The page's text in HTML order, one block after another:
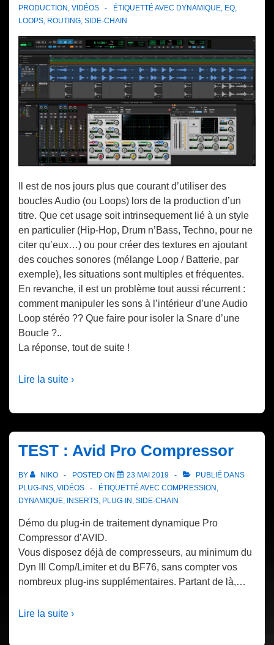
PRODUCTION , VIDÉOS ÉTIQUETTÉ AVEC DYNAMIQUE, EQ,
LOOPS, ROUTING, SIDE-CHAIN
Il est de nos jours plus que courant d’utiliser des
boucles Audio (ou Loops) lors de la production d’un
titre. Que cet usage soit intrinsequement lié à un style
en particulier (Hip-Hop, Drum n’Bass, Techno, pour ne
citer qu’eux…) ou pour créer des textures en ajoutant
des couches sonores (mélange Loop / Batterie, par
exemple), les situations sont multiples et fréquentes.
En revanche, il est un problème tout aussi récurrent :
comment manipuler les sons à l’intérieur d’une Audio
Loop stéréo ?? Que faire pour isoler la Snare d’une
Boucle ?..
La réponse, tout de suite !
Lire la suite ›
TEST : Avid Pro Compressor
BY NIKO POSTED ON 23 MAI 2019
PUBLIÉ DANS
PLUG-INS, VIDÉOS ÉTIQUETTÉ AVEC COMPRESSION ,
DYNAMIQUE, INSERTS, PLUG-IN , SIDE-CHAIN
Démo du plug-in de traitement dynamique Pro
Compressor d’AVID.
Vous disposez déjà de compresseurs, au minimum du
Dyn III Comp/Limiter et du BF76, sans compter vos
nombreux plug-ins supplémentaires. Partant de là,…
Lire la suite ›